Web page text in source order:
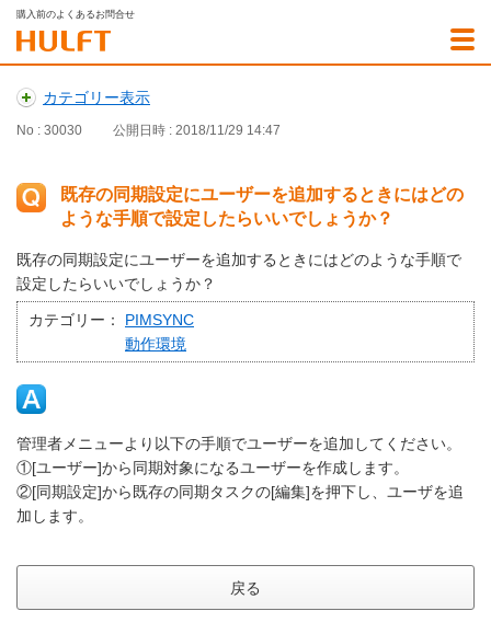
購入前のよくあるお問合せ
カテゴリー表示
No : 30030 公開日時 : 2018/11/29 14:47
既存の同期設定にユーザーを追加するときにはどの
ような手順で設定したらいいでしょうか？
既存の同期設定にユーザーを追加するときにはどのような手順で
設定したらいいでしょうか？
カテゴリー：
PIMSYNC
動作環境
管理者メニューより以下の手順でユーザーを追加してください。
①[ユーザー]から同期対象になるユーザーを作成します。
②[同期設定]から既存の同期タスクの[編集]を押下し、ユーザを追
加します。
戻る